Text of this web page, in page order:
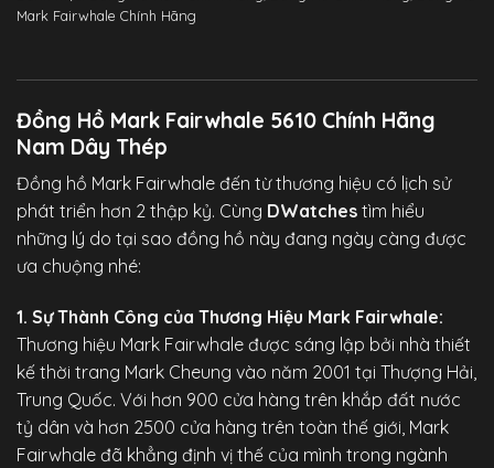
Mark Fairwhale Chính Hãng
Đồng Hồ Mark Fairwhale 5610 Chính Hãng
Nam Dây Thép
Đồng hồ Mark Fairwhale đến từ thương hiệu có lịch sử
phát triển hơn 2 thập kỷ. Cùng DWatches tìm hiểu
những lý do tại sao đồng hồ này đang ngày càng được
ưa chuộng nhé:
1. Sự Thành Công của Thương Hiệu Mark Fairwhale:
Thương hiệu Mark Fairwhale được sáng lập bởi nhà thiết
kế thời trang Mark Cheung vào năm 2001 tại Thượng Hải,
Trung Quốc. Với hơn 900 cửa hàng trên khắp đất nước
tỷ dân và hơn 2500 cửa hàng trên toàn thế giới, Mark
Fairwhale đã khẳng định vị thế của mình trong ngành